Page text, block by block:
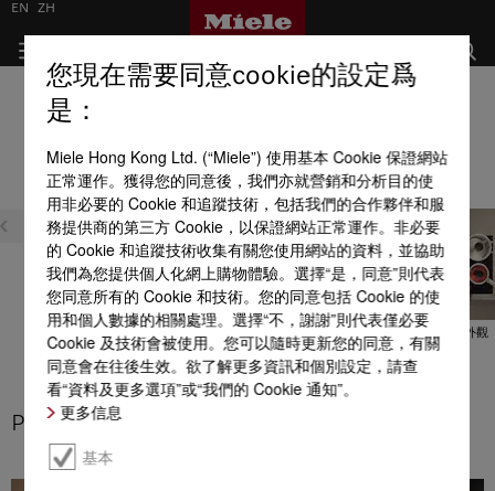
烤焗和蒸氣烹調配件的產品優點
保養
高品質現代外觀
PerfectClean 表面處理
EN ZH
您現在需要同意cookie的設定爲
是：
Miele Hong Kong Ltd. (“Miele”) 使用基本 Cookie 保證網站
正常運作。獲得您的同意後，我們亦就營銷和分析目的使
用非必要的 Cookie 和追蹤技術，包括我們的合作夥伴和服
務提供商的第三方 Cookie，以保證網站正常運作。非必要
的 Cookie 和追蹤技術收集有關您使用網站的資料，並協助
我們為您提供個人化網上購物體驗。選擇“是，同意”則代表
您同意所有的 Cookie 和技術。您的同意包括 Cookie 的使
用和個人數據的相關處理。選擇“不，謝謝”則代表僅必要
Cookie 及技術會被使用。您可以隨時更新您的同意，有關
同意會在往後生效。欲了解更多資訊和個別設定，請查
看“資料及更多選項”或“我們的 Cookie 通知”。
更多信息
基本